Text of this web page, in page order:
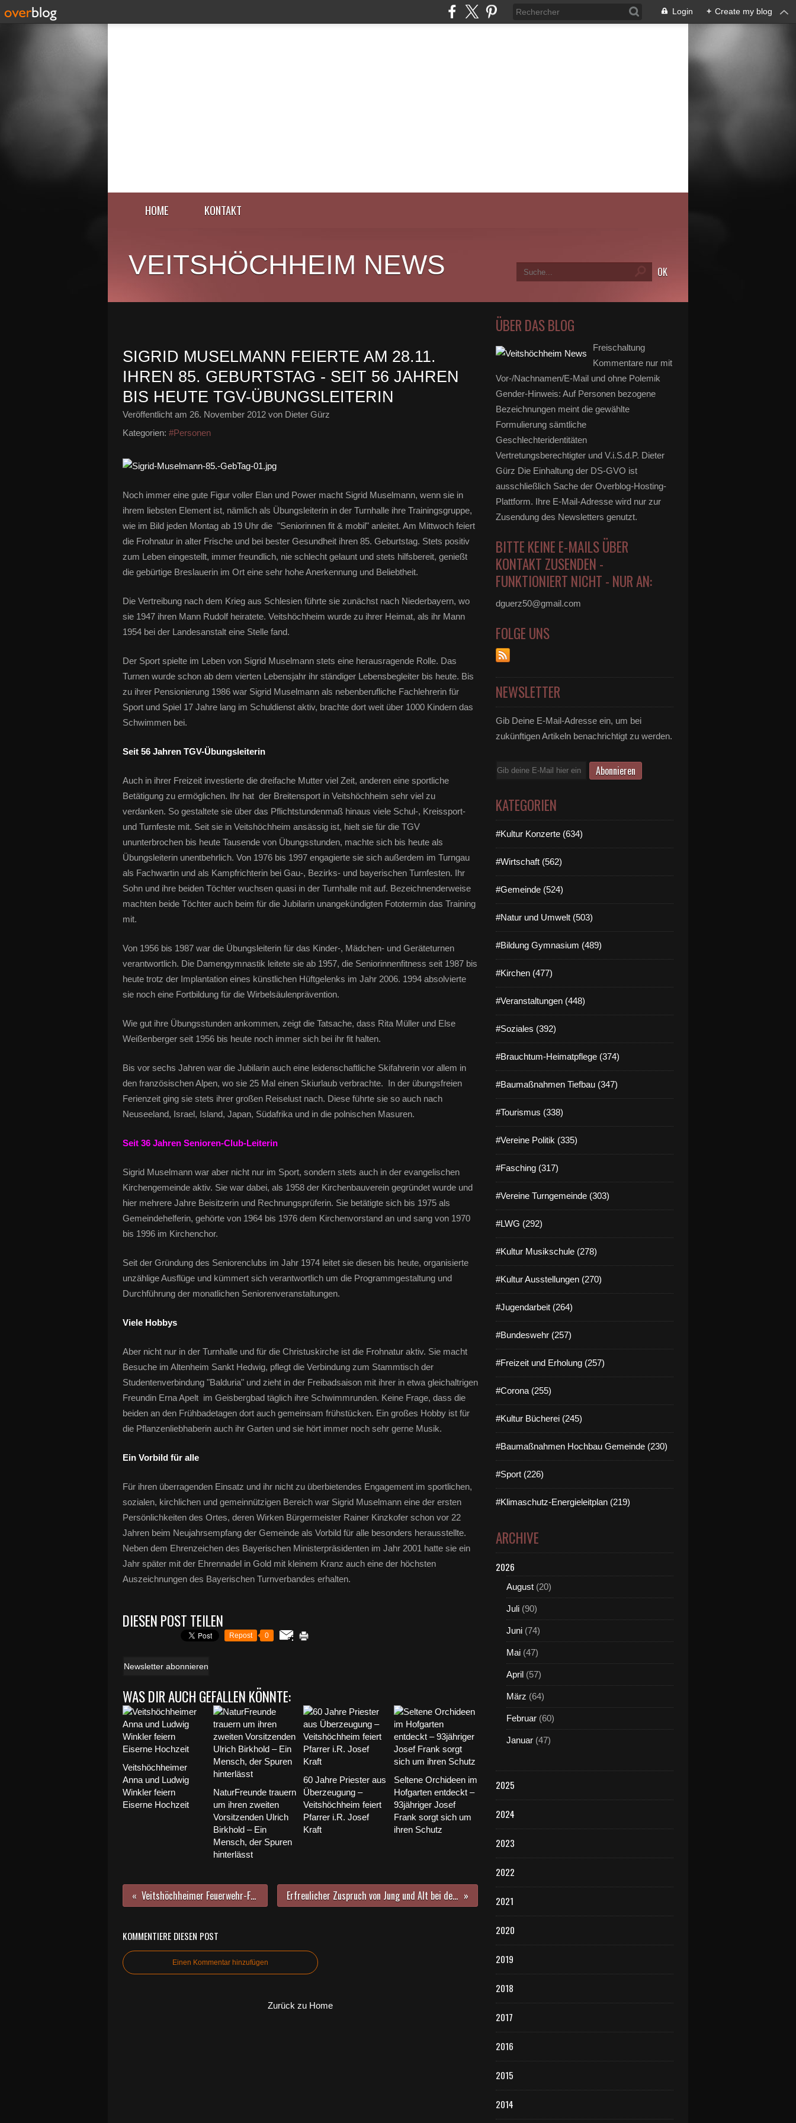
Login + Create my blog
HOME KONTAKT
VEITSHÖCHHEIM NEWS
SIGRID MUSELMANN FEIERTE AM 28.11.
IHREN 85. GEBURTSTAG - SEIT 56 JAHREN
BIS HEUTE TGV-ÜBUNGSLEITERIN
Veröffentlicht am 26. November 2012 von Dieter Gürz
Kategorien: #Personen
Noch immer eine gute Figur voller Elan und Power macht Sigrid Muselmann, wenn sie in
ihrem liebsten Element ist, nämlich als Übungsleiterin in der Turnhalle ihre Trainingsgruppe,
wie im Bild jeden Montag ab 19 Uhr die "Seniorinnen fit & mobil" anleitet. Am Mittwoch feiert
die Frohnatur in alter Frische und bei bester Gesundheit ihren 85. Geburtstag. Stets positiv
zum Leben eingestellt, immer freundlich, nie schlecht gelaunt und stets hilfsbereit, genießt
die gebürtige Breslauerin im Ort eine sehr hohe Anerkennung und Beliebtheit.
Die Vertreibung nach dem Krieg aus Schlesien führte sie zunächst nach Niederbayern, wo
sie 1947 ihren Mann Rudolf heiratete. Veitshöchheim wurde zu ihrer Heimat, als ihr Mann
1954 bei der Landesanstalt eine Stelle fand.
Der Sport spielte im Leben von Sigrid Muselmann stets eine herausragende Rolle. Das
Turnen wurde schon ab dem vierten Lebensjahr ihr ständiger Lebensbegleiter bis heute. Bis
zu ihrer Pensionierung 1986 war Sigrid Muselmann als nebenberufliche Fachlehrerin für
Sport und Spiel 17 Jahre lang im Schuldienst aktiv, brachte dort weit über 1000 Kindern das
Schwimmen bei.
Seit 56 Jahren TGV-Übungsleiterin
Auch in ihrer Freizeit investierte die dreifache Mutter viel Zeit, anderen eine sportliche
Betätigung zu ermöglichen. Ihr hat der Breitensport in Veitshöchheim sehr viel zu
verdanken. So gestaltete sie über das Pflichtstundenmaß hinaus viele Schul-, Kreissport-
und Turnfeste mit. Seit sie in Veitshöchheim ansässig ist, hielt sie für die TGV
ununterbrochen bis heute Tausende von Übungsstunden, machte sich bis heute als
Übungsleiterin unentbehrlich. Von 1976 bis 1997 engagierte sie sich außerdem im Turngau
als Fachwartin und als Kampfrichterin bei Gau-, Bezirks- und bayerischen Turnfesten. Ihr
Sohn und ihre beiden Töchter wuchsen quasi in der Turnhalle mit auf. Bezeichnenderweise
machten beide Töchter auch beim für die Jubilarin unangekündigten Fototermin das Training
mit.
Von 1956 bis 1987 war die Übungsleiterin für das Kinder-, Mädchen- und Geräteturnen
verantwortlich. Die Damengymnastik leitete sie ab 1957, die Seniorinnenfitness seit 1987 bis
heute trotz der Implantation eines künstlichen Hüftgelenks im Jahr 2006. 1994 absolvierte
sie noch eine Fortbildung für die Wirbelsäulenprävention.
Wie gut ihre Übungsstunden ankommen, zeigt die Tatsache, dass Rita Müller und Else
Weißenberger seit 1956 bis heute noch immer sich bei ihr fit halten.
Bis vor sechs Jahren war die Jubilarin auch eine leidenschaftliche Skifahrerin vor allem in
den französischen Alpen, wo sie 25 Mal einen Skiurlaub verbrachte. In der übungsfreien
Ferienzeit ging sie stets ihrer großen Reiselust nach. Diese führte sie so auch nach
Neuseeland, Israel, Island, Japan, Südafrika und in die polnischen Masuren.
Seit 36 Jahren Senioren-Club-Leiterin
Sigrid Muselmann war aber nicht nur im Sport, sondern stets auch in der evangelischen
Kirchengemeinde aktiv. Sie war dabei, als 1958 der Kirchenbauverein gegründet wurde und
hier mehrere Jahre Beisitzerin und Rechnungsprüferin. Sie betätigte sich bis 1975 als
Gemeindehelferin, gehörte von 1964 bis 1976 dem Kirchenvorstand an und sang von 1970
bis 1996 im Kirchenchor.
Seit der Gründung des Seniorenclubs im Jahr 1974 leitet sie diesen bis heute, organisierte
unzählige Ausflüge und kümmert sich verantwortlich um die Programmgestaltung und
Durchführung der monatlichen Seniorenveranstaltungen.
Viele Hobbys
Aber nicht nur in der Turnhalle und für die Christuskirche ist die Frohnatur aktiv. Sie macht
Besuche im Altenheim Sankt Hedwig, pflegt die Verbindung zum Stammtisch der
Studentenverbindung "Balduria" und zieht in der Freibadsaison mit ihrer in etwa gleichaltrigen
Freundin Erna Apelt im Geisbergbad täglich ihre Schwimmrunden. Keine Frage, dass die
beiden an den Frühbadetagen dort auch gemeinsam frühstücken. Ein großes Hobby ist für
die Pflanzenliebhaberin auch ihr Garten und sie hört immer noch sehr gerne Musik.
Ein Vorbild für alle
Für ihren überragenden Einsatz und ihr nicht zu überbietendes Engagement im sportlichen,
sozialen, kirchlichen und gemeinnützigen Bereich war Sigrid Muselmann eine der ersten
Persönlichkeiten des Ortes, deren Wirken Bürgermeister Rainer Kinzkofer schon vor 22
Jahren beim Neujahrsempfang der Gemeinde als Vorbild für alle besonders herausstellte.
Neben dem Ehrenzeichen des Bayerischen Ministerpräsidenten im Jahr 2001 hatte sie ein
Jahr später mit der Ehrennadel in Gold mit kleinem Kranz auch eine der höchsten
Auszeichnungen des Bayerischen Turnverbandes erhalten.
DIESEN POST TEILEN
Repost 0
Newsletter abonnieren
WAS DIR AUCH GEFALLEN KÖNNTE:
Veitshöchheimer
Anna und Ludwig
Winkler feiern
Eiserne Hochzeit
NaturFreunde trauern
um ihren zweiten
Vorsitzenden Ulrich
Birkhold – Ein
Mensch, der Spuren
hinterlässt
60 Jahre Priester aus
Überzeugung –
Veitshöchheim feiert
Pfarrer i.R. Josef
Kraft
Seltene Orchideen im
Hofgarten entdeckt –
93jähriger Josef
Frank sorgt sich um
ihren Schutz
Veitshöchheimer Feuerwehr-Führung probte patientenschonende Rettung aus Unfall-Autos Erfreulicher Zuspruch von Jung und Alt bei der Veitshöchheimer Sportabzeichenaktion - Familiäre Preisverleihung im Bacchuskeller
KOMMENTIERE DIESEN POST
Einen Kommentar hinzufügen
Zurück zu Home
ÜBER DAS BLOG
Freischaltung
Kommentare nur mit
Vor-/Nachnamen/E-Mail und ohne Polemik
Gender-Hinweis: Auf Personen bezogene
Bezeichnungen meint die gewählte
Formulierung sämtliche
Geschlechteridentitäten
Vertretungsberechtigter und V.i.S.d.P. Dieter
Gürz Die Einhaltung der DS-GVO ist
ausschließlich Sache der Overblog-Hosting-
Plattform. Ihre E-Mail-Adresse wird nur zur
Zusendung des Newsletters genutzt.
BITTE KEINE E-MAILS ÜBER
KONTAKT ZUSENDEN -
FUNKTIONIERT NICHT - NUR AN:
dguerz50@gmail.com
FOLGE UNS
NEWSLETTER
Gib Deine E-Mail-Adresse ein, um bei
zukünftigen Artikeln benachrichtigt zu werden.
E-
KATEGORIEN
#Kultur Konzerte (634)
#Wirtschaft (562)
#Gemeinde (524)
#Natur und Umwelt (503)
#Bildung Gymnasium (489)
#Kirchen (477)
#Veranstaltungen (448)
#Soziales (392)
#Brauchtum-Heimatpflege (374)
#Baumaßnahmen Tiefbau (347)
#Tourismus (338)
#Vereine Politik (335)
#Fasching (317)
#Vereine Turngemeinde (303)
#LWG (292)
#Kultur Musikschule (278)
#Kultur Ausstellungen (270)
#Jugendarbeit (264)
#Bundeswehr (257)
#Freizeit und Erholung (257)
#Corona (255)
#Kultur Bücherei (245)
#Baumaßnahmen Hochbau Gemeinde (230)
#Sport (226)
#Klimaschutz-Energieleitplan (219)
ARCHIVE
2026
August (20)
Juli (90)
Juni (74)
Mai (47)
April (57)
März (64)
Februar (60)
Januar (47)
2025
2024
2023
2022
2021
2020
2019
2018
2017
2016
2015
2014